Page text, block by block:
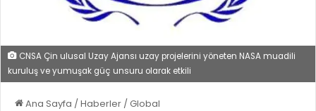
CNSA Çin ulusal Uzay Ajansı uzay projelerini yöneten NASA muadili
kuruluş ve yumuşak güç unsuru olarak etkili
Ana Sayfa /Haberler /Global